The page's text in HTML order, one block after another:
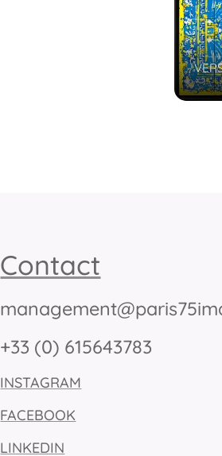
Contact
+33 (0) 615643783
INSTAGRAM
FACEBOOK
LINKEDIN